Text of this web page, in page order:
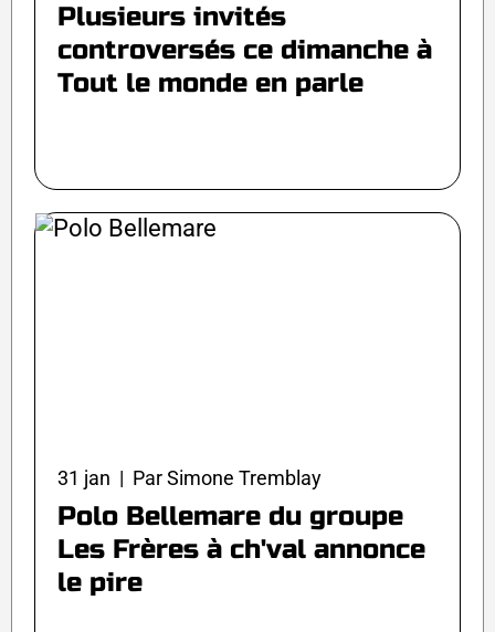
Plusieurs invités
controversés ce dimanche à
Tout le monde en parle
31 jan | Par Simone Tremblay
Polo Bellemare du groupe
Les Frères à ch'val annonce
le pire